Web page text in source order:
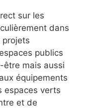
sur les
dans
projets
publics
être mais aussi
équipements
espaces verts
et de